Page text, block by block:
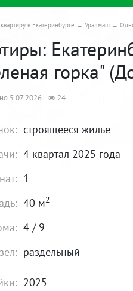
в Екатеринбурге Уралмаш
горка"
5.07.2026 24
строящееся жилье
4 квартал 2025 года
1
40 м2
4 / 9
раздельный
2025